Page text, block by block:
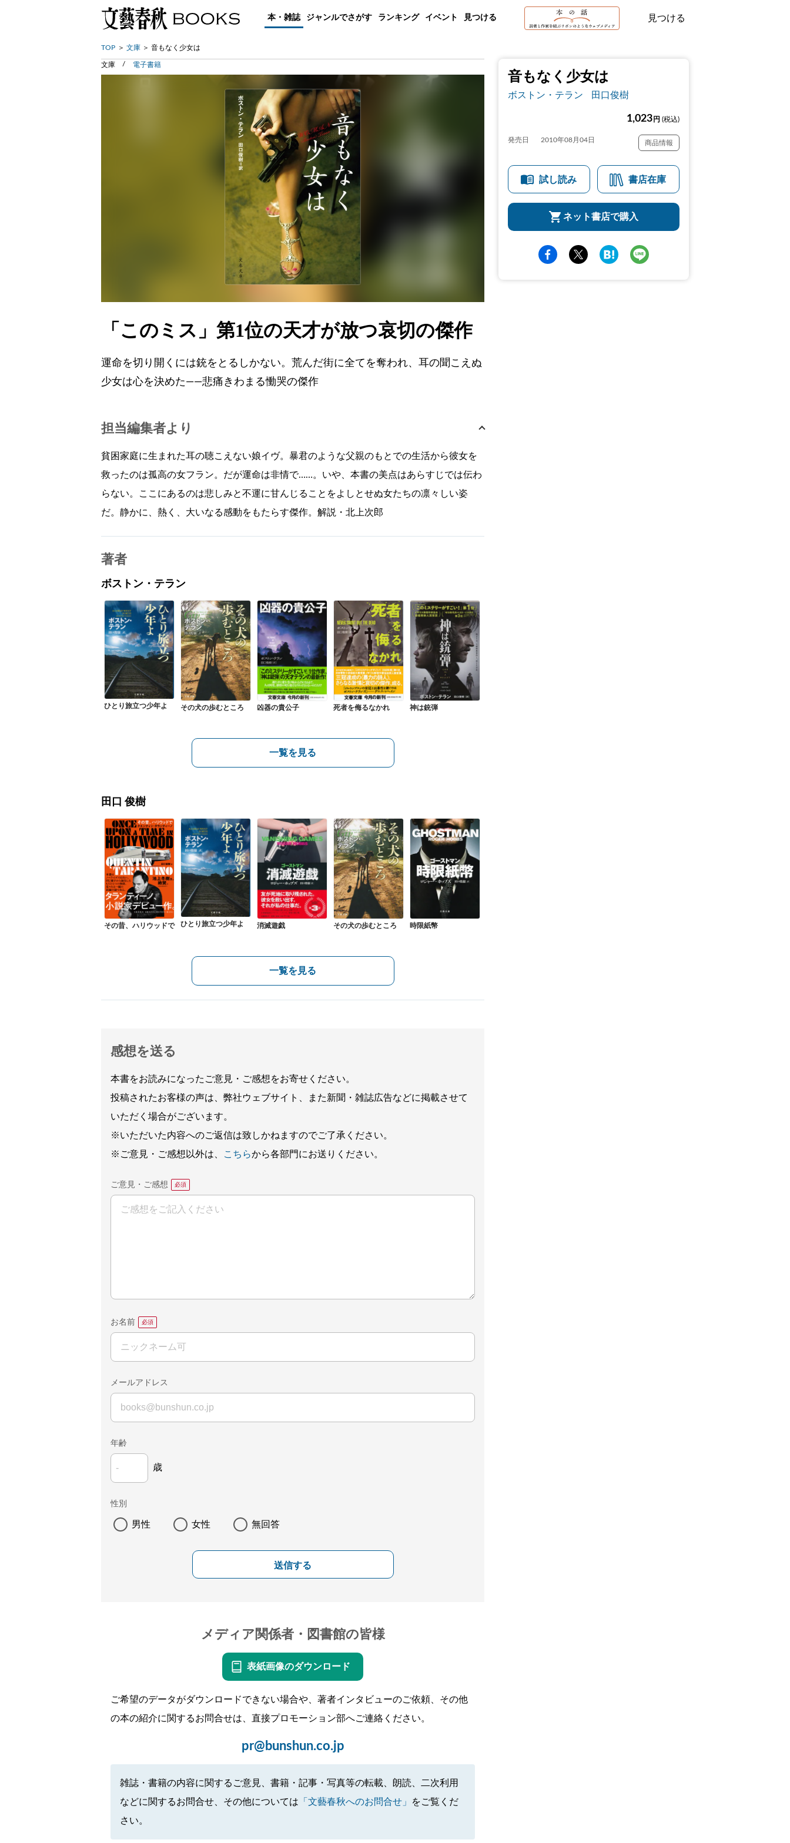
本・雑誌 ジャンルでさがす ランキング イベント 見つける 見つける
TOP 文庫 音もなく少女は
音もなく少女は
ボストン・テラン 田口俊樹
1,023 円 (税込)
発売日 2010年08月04日 商品情報
試し読み 書店在庫
ネット書店で購入
文庫 電子書籍
「このミス」第1位の天才が放つ哀切の傑作
運命を切り開くには銃をとるしかない。荒んだ街に全てを奪われ、耳の聞こえぬ
少女は心を決めた——悲痛きわまる慟哭の傑作
担当編集者より
貧困家庭に生まれた耳の聴こえない娘イヴ。暴君のような父親のもとでの生活から彼女を
救ったのは孤高の女フラン。だが運命は非情で……。いや、本書の美点はあらすじでは伝わ
らない。ここにあるのは悲しみと不運に甘んじることをよしとせぬ女たちの凛々しい姿
だ。静かに、熱く、大いなる感動をもたらす傑作。解説・北上次郎
著者
ボストン・テラン
ひとり旅立つ少年よ その犬の歩むところ 凶器の貴公子 死者を侮るなかれ 神は銃弾
一覧を見る
田口 俊樹
その昔、ハリウッドで ひとり旅立つ少年よ 消滅遊戯 その犬の歩むところ 時限紙幣
一覧を見る
感想を送る
本書をお読みになったご意見・ご感想をお寄せください。
投稿されたお客様の声は、弊社ウェブサイト、また新聞・雑誌広告などに掲載させて
いただく場合がございます。
※いただいた内容へのご返信は致しかねますのでご了承ください。
※ご意見・ご感想以外は、
こちらから各部門にお送りください。
ご意見・ご感想
お名前
メールアドレス
年齢
歳
性別
男性 女性 無回答
送信する
メディア関係者・図書館の皆様
表紙画像のダウンロード
ご希望のデータがダウンロードできない場合や、著者インタビューのご依頼、その他
の本の紹介に関するお問合せは、直接プロモーション部へご連絡ください。
pr@bunshun.co.jp
雑誌・書籍の内容に関するご意見、書籍・記事・写真等の転載、朗読、二次利用
などに関するお問合せ、その他については 「文藝春秋へのお問合せ」
をご覧くだ
さい。